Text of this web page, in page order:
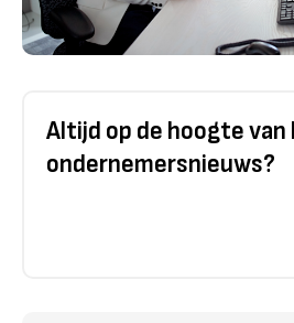
Altijd op de hoogte
ondernemersnieuws?